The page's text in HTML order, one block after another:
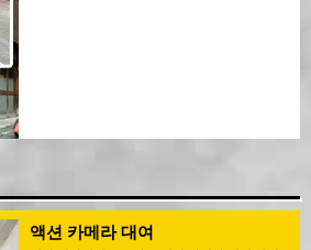
액션 카메라 대여